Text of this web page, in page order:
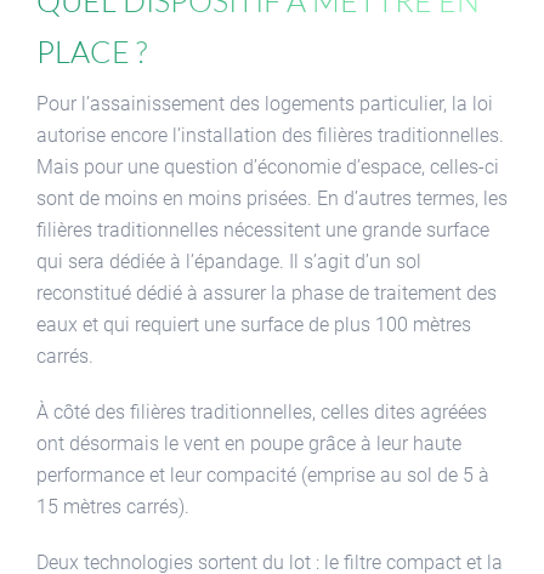
place ?
Pour l’assainissement des logements particulier, la loi
autorise encore l’installation des filières traditionnelles.
Mais pour une question d’économie d’espace, celles-ci
sont de moins en moins prisées. En d’autres termes, les
filières traditionnelles nécessitent une grande surface
qui sera dédiée à l’épandage. Il s’agit d’un sol
reconstitué dédié à assurer la phase de traitement des
eaux et qui requiert une surface de plus 100 mètres
carrés.
À côté des filières traditionnelles, celles dites agréées
ont désormais le vent en poupe grâce à leur haute
performance et leur compacité (emprise au sol de 5 à
15 mètres carrés).
Deux technologies sortent du lot : le filtre compact et la